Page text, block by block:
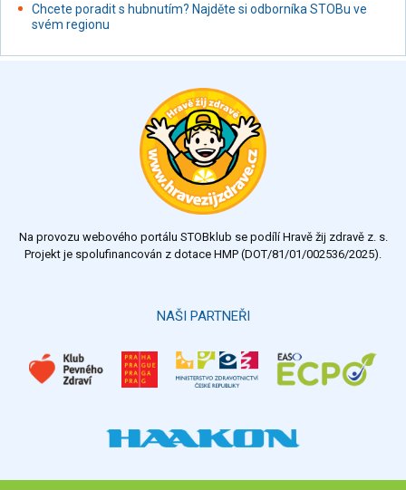
Restaurace, jídelny, hotová jídla
Fastfood
Studená kuchyně, lahůdkářské výrobky
Chcete poradit s hubnutím? Najděte si odborníka STOBu ve
svém regionu
Na provozu webového portálu STOBklub se podílí Hravě žij zdravě z. s.
Projekt je spolufinancován z dotace HMP (DOT/81/01/002536/2025).
NAŠI PARTNEŘI